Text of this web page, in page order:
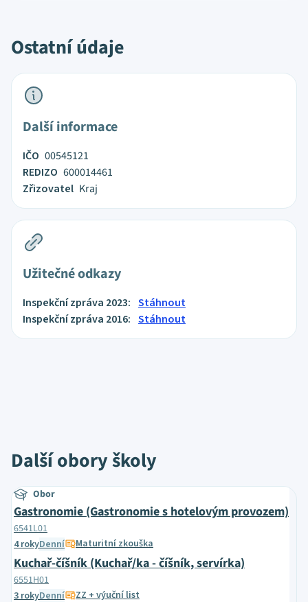
Ostatní údaje
Další informace
IČO 00545121
REDIZO 600014461
Zřizovatel Kraj
Užitečné odkazy
Inspekční zpráva 2023: Stáhnout
Inspekční zpráva 2016: Stáhnout
Další obory školy
Obor
Gastronomie (Gastronomie s hotelovým provozem)
6541L01
4 rokyDenní Maturitní zkouška
Kuchař-číšník (Kuchař/ka - číšník, servírka)
6551H01
3 rokyDenní ZZ + výuční list